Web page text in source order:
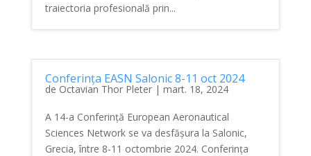
traiectoria profesională prin...
Conferința EASN Salonic 8-11 oct 2024
de Octavian Thor Pleter| mart. 18, 2024
A 14-a Conferință European Aeronautical
Sciences Network se va desfășura la Salonic,
Grecia, între 8-11 octombrie 2024. Conferința